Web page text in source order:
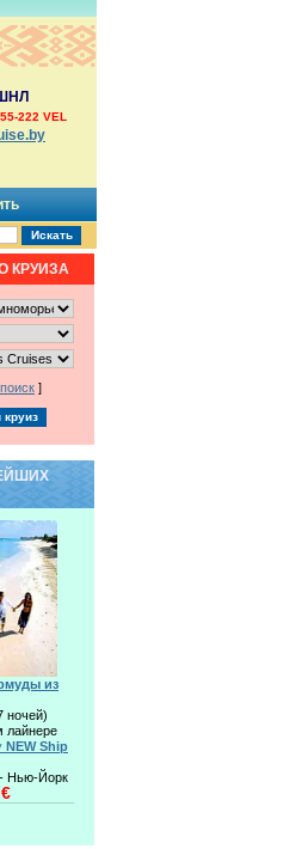
222 VEL
КРУИЗА
]
из
ночей)
лайнере
NEW Ship
Нью-Йорк